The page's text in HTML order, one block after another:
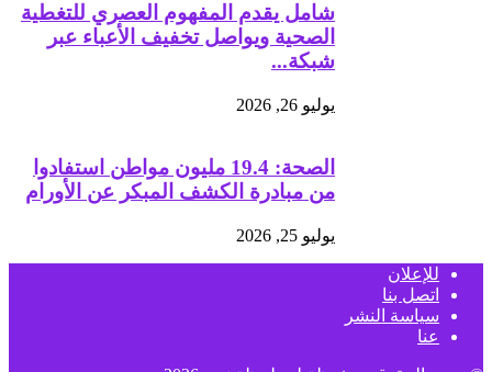
شامل يقدم المفهوم العصري للتغطية
الصحية ويواصل تخفيف الأعباء عبر
شبكة...
يوليو 26, 2026
الصحة: 19.4 مليون مواطن استفادوا
من مبادرة الكشف المبكر عن الأورام
يوليو 25, 2026
للإعلان
اتصل بنا
سياسة النشر
عنا